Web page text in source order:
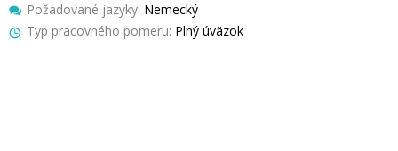
Požadované jazyky: Nemecký
Typ pracovného pomeru: Plný úväzok